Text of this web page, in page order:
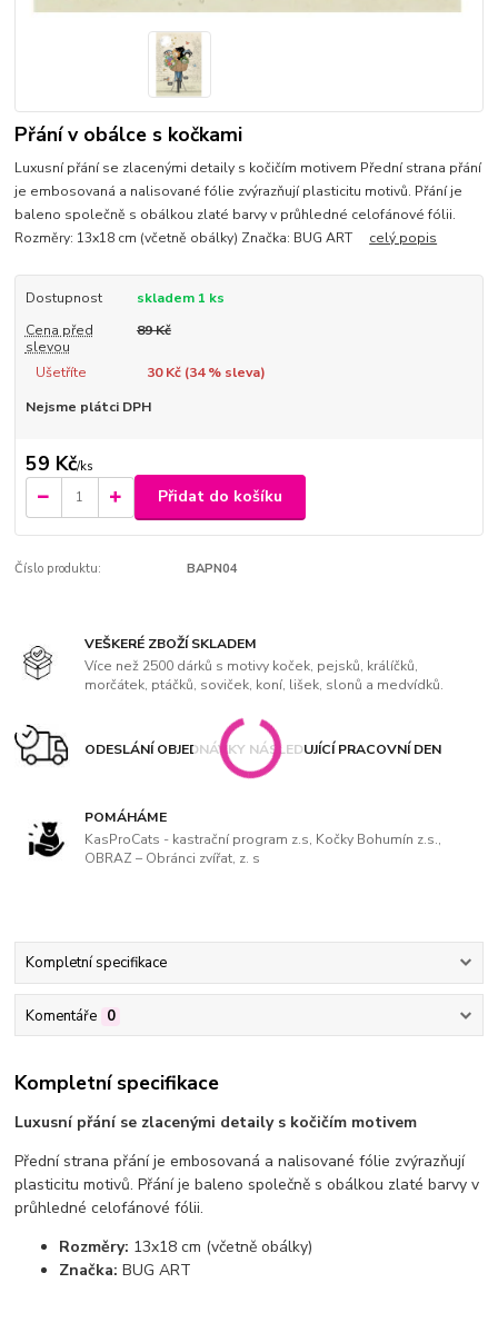
Přání v obálce s kočkami
Luxusní přání se zlacenými detaily s kočičím motivem Přední strana přání
je embosovaná a nalisované fólie zvýrazňují plasticitu motivů. Přání je
baleno společně s obálkou zlaté barvy v průhledné celofánové fólii.
Rozměry: 13x18 cm (včetně obálky) Značka: BUG ART celý popis
Dostupnost
skladem 1 ks
Cena před
slevou
89 Kč
Ušetříte 30 Kč (34% sleva)
Nejsme plátci DPH
59 Kč/ks
Přidat do košíku
Číslo produktu: BAPN04
VEŠKERÉ ZBOŽÍ SKLADEM
Více než 2500 dárků s motivy koček, pejsků, králíčků,
morčátek, ptáčků, soviček, koní, lišek, slonů a medvídků.
ODESLÁNÍ OBJEDNÁVKY NÁSLEDUJÍCÍ PRACOVNÍ DEN
POMÁHÁME
KasProCats - kastrační program z.s, Kočky Bohumín z.s.,
OBRAZ – Obránci zvířat, z. s
Kompletní specifikace
Komentáře 0
Kompletní specifikace
Luxusní přání se zlacenými detaily s kočičím motivem
Přední strana přání je embosovaná a nalisované fólie zvýrazňují
plasticitu motivů. Přání je baleno společně s obálkou zlaté barvy v
průhledné celofánové fólii.
Rozměry: 13x18 cm (včetně obálky)
Značka: BUG ART